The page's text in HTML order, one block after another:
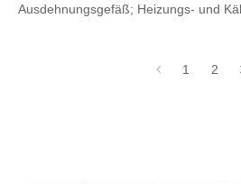
Ausdehnungsgefäß; Heizungs- und
1 2